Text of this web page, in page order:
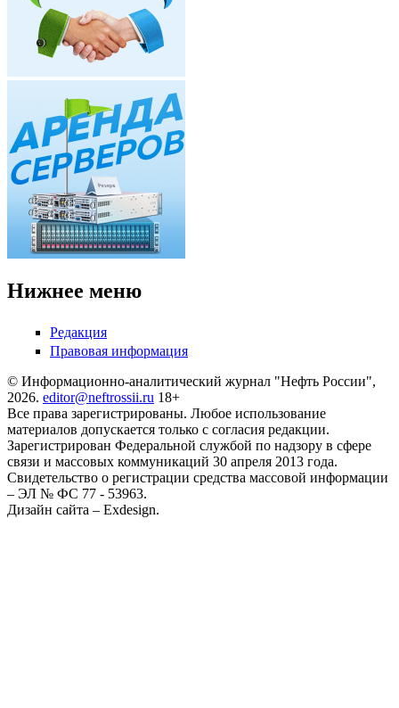
Нижнее меню
Редакция
Правовая информация
© Информационно-аналитический журнал "Нефть России",
2026. editor@neftrossii.ru 18+
Все права зарегистрированы. Любое использование
материалов допускается только с согласия редакции.
Зарегистрирован Федеральной службой по надзору в сфере
связи и массовых коммуникаций 30 апреля 2013 года.
Свидетельство о регистрации средства массовой информации
– ЭЛ № ФС 77 - 53963.
Дизайн сайта – Exdesign.